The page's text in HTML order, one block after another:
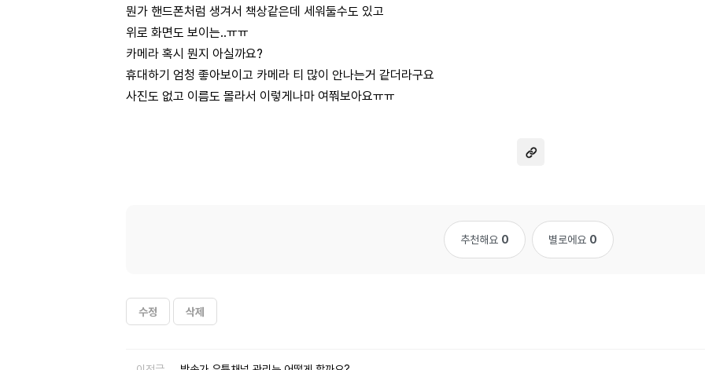
뭔가 핸드폰처럼 생겨서 책상같은데 세워둘수도 있고
위로 화면도 보이는..ㅠㅠ
카메라 혹시 뭔지 아실까요?
휴대하기 엄청 좋아보이고 카메라 티 많이 안나는거 같더라구요
사진도 없고 이름도 몰라서 이렇게나마 여쭤보아요ㅠㅠ
추천해요 0 별로에요 0
수정 삭제